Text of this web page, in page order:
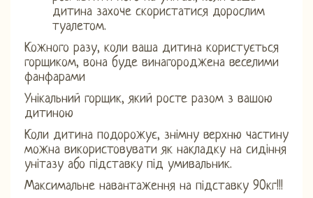
дитина захоче скористатися дорослим
туалетом.
Кожного разу, коли ваша дитина користується
горщиком, вона буде винагороджена веселими
фанфарами
Унікальний горщик, який росте разом з вашою
дитиною
Коли дитина подорожує, знімну верхню частину
можна використовувати як накладку на сидіння
унітазу або підставку під умивальник.
Максимальне навантаження на підставку 90кг!!!